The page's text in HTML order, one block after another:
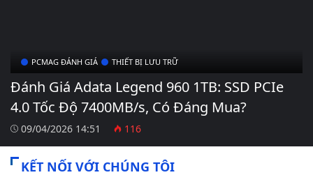
PCMAG ĐÁNH GIÁ THIẾT BỊ LƯU TRỮ
Đánh Giá Adata Legend 960 1TB: SSD PCIe
4.0 Tốc Độ 7400MB/s, Có Đáng Mua?
09/04/2026 14:51 116
KẾT NỐI VỚI CHÚNG TÔI